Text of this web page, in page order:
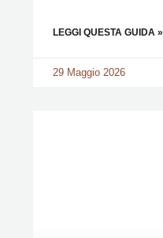
LEGGI QUESTA GUIDA »
29 Maggio 2026